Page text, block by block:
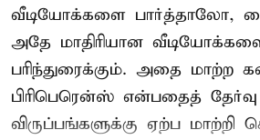
வீடியோக்களை பார்த்தாலோ,
அதே மாதிரியான
பரிந்துரைக்கும். அதை மாற்ற
பிரிபெரென்ஸ் என்பதைத் தேர்வு
விருப்பங்களுக்கு ஏற்ப